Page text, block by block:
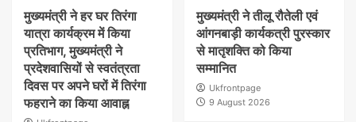
मुख्यमंत्री ने हर घर तिरंगा
यात्रा कार्यक्रम में किया
प्रतिभाग, मुख्यमंत्री ने
प्रदेशवासियों से स्वतंत्रता
दिवस पर अपने घरों में तिरंगा
फहराने का किया आवाह्न
मुख्यमंत्री ने तीलू रौतेली एवं
आंगनबाड़ी कार्यकत्री पुरस्कार
से मातृशक्ति को किया
सम्मानित
Ukfrontpage
9 August 2026